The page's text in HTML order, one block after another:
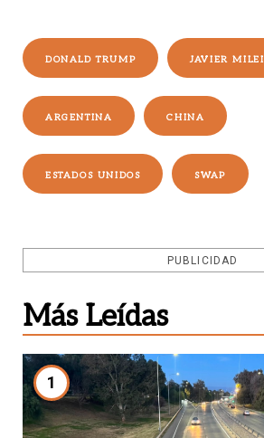
DONALD TRUMP JAVIER MILEI
ARGENTINA CHINA
ESTADOS UNIDOS SWAP
PUBLICIDAD
Más Leídas
1